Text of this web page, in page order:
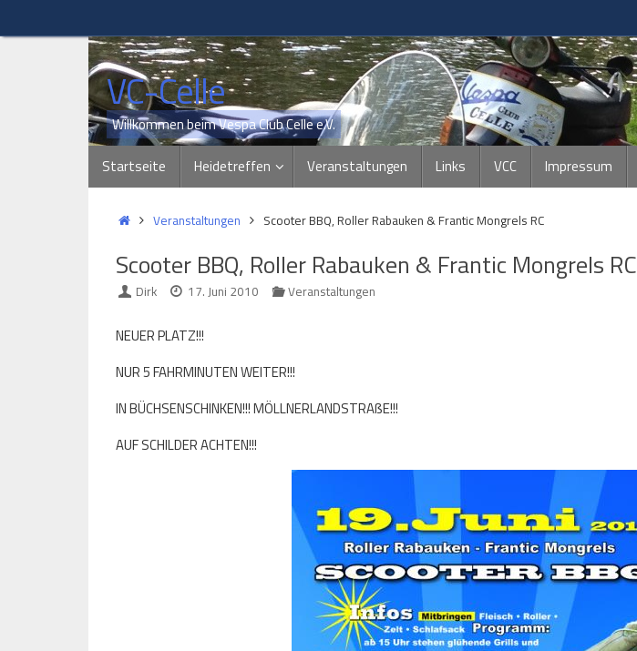
Inhalt
VC-Celle
Willkommen beim Vespa Club Celle e.V.
Inhalt
springen
Startseite Heidetreffen Veranstaltungen Links VCC Impressum
StartVeranstaltungen Scooter BBQ, Roller Rabauken & Frantic Mongrels RC
Scooter BBQ, Roller Rabauken & Frantic Mongrels RC
Dirk 17. Juni 2010 Veranstaltungen
NEUER PLATZ!!!
NUR 5 FAHRMINUTEN WEITER!!!
IN BÜCHSENSCHINKEN!!! MÖLLNERLANDSTRAßE!!!
AUF SCHILDER ACHTEN!!!